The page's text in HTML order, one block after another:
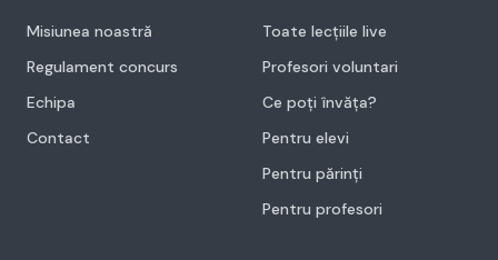
Misiunea noastră
Regulament concurs
Echipa
Contact
Toate lecțiile live
Profesori voluntari
Ce poți învăța?
Pentru elevi
Pentru părinți
Pentru profesori